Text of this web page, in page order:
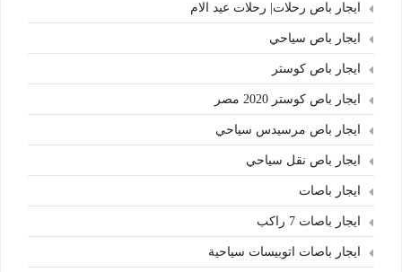
ايجار باص رحلات| رحلات عيد الام
ايجار باص سياحي
ايجار باص كوستر
ايجار باص كوستر 2020 مصر
ايجار باص مرسيدس سياحي
ايجار باص نقل سياحي
ايجار باصات
ايجار باصات 7 راكب
ايجار باصات اتوبيسات سياحية